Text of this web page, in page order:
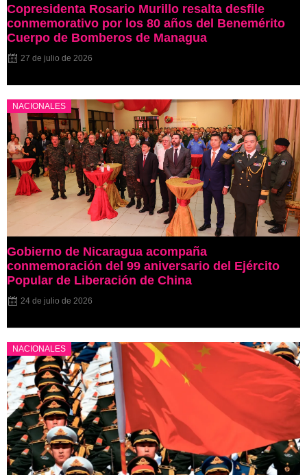
Copresidenta Rosario Murillo resalta desfile
conmemorativo por los 80 años del Benemérito
Cuerpo de Bomberos de Managua
27 de julio de 2026
NACIONALES
Gobierno de Nicaragua acompaña
conmemoración del 99 aniversario del Ejército
Popular de Liberación de China
24 de julio de 2026
NACIONALES